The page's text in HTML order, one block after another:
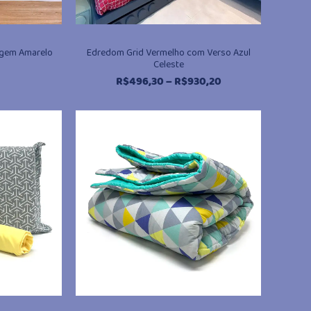
Amarelo Edredom Grid Vermelho com Verso Azul
Celeste
R$496,30–R$930,20Faixa
preço: